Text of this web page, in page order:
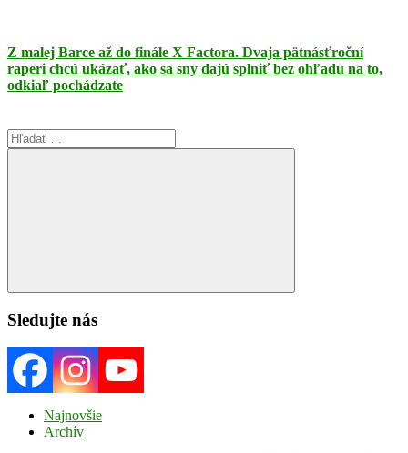
Z malej Barce až do finále X Factora. Dvaja pätnásťroční
raperi chcú ukázať, ako sa sny dajú splniť bez ohľadu na to,
odkiaľ pochádzate
Search
for:
Search
Sledujte nás
Najnovšie
Archív